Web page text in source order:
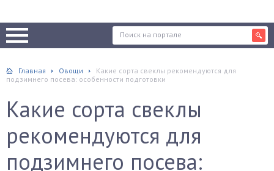
Главная Овощи
Какие сорта свеклы рекомендуются для
подзимнего посева: особенности подготовки
Какие сорта свеклы
рекомендуются для
подзимнего посева: